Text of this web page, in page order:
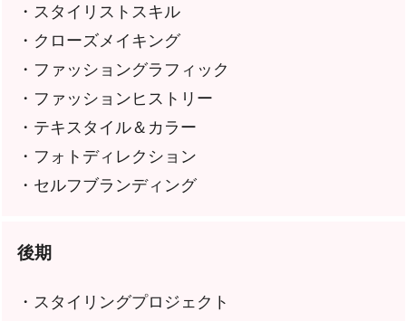
・スタイリストスキル
・クローズメイキング
・ファッショングラフィック
・ファッションヒストリー
・テキスタイル＆カラー
・フォトディレクション
・セルフブランディング
後期
・スタイリングプロジェクト